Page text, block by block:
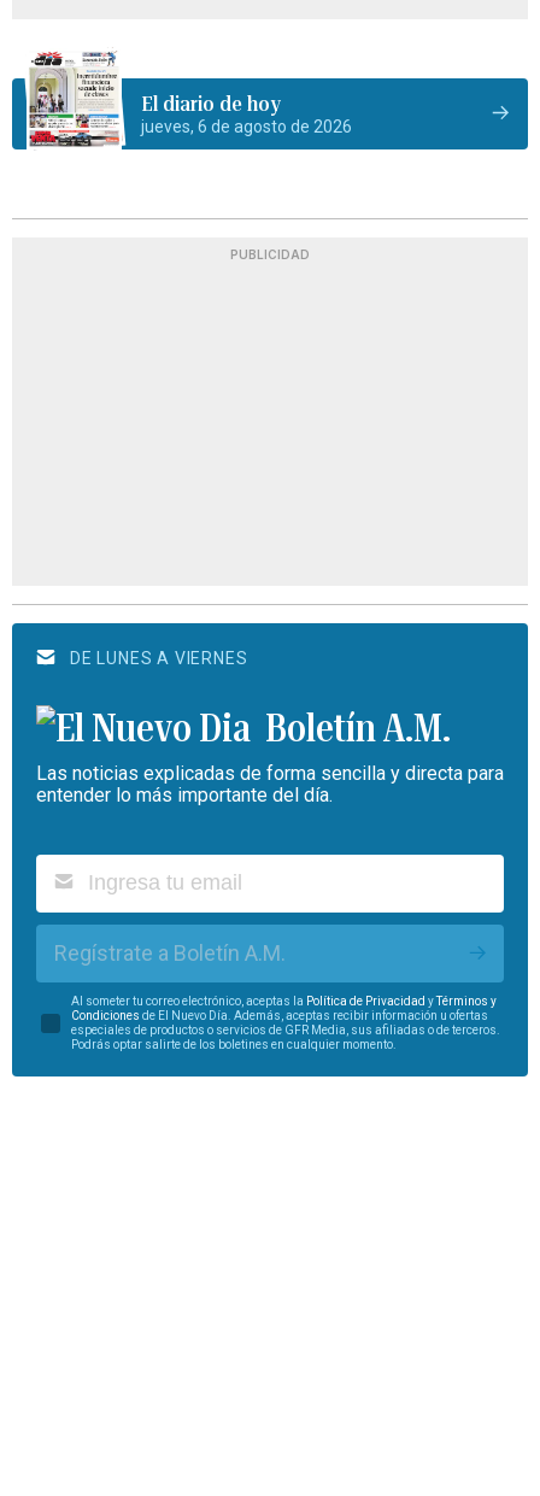
El diario de hoy
jueves, 6 de agosto de 2026
PUBLICIDAD
DE LUNES A VIERNES
Boletín A.M.
Las noticias explicadas de forma sencilla y directa para
entender lo más importante del día.
Regístrate a Boletín A.M.
Al someter tu correo electrónico, aceptas la Política de Privacidad yTérminos y
Condiciones de El Nuevo Día. Además, aceptas recibir información u ofertas
especiales de productos o servicios de GFR Media, sus afiliadas o de terceros.
Podrás optar salirte de los boletines en cualquier momento.